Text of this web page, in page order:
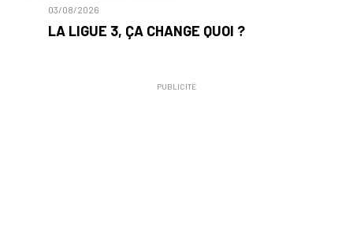
03/08/2026
LA LIGUE 3, ÇA CHANGE QUOI ?
PUBLICITÉ